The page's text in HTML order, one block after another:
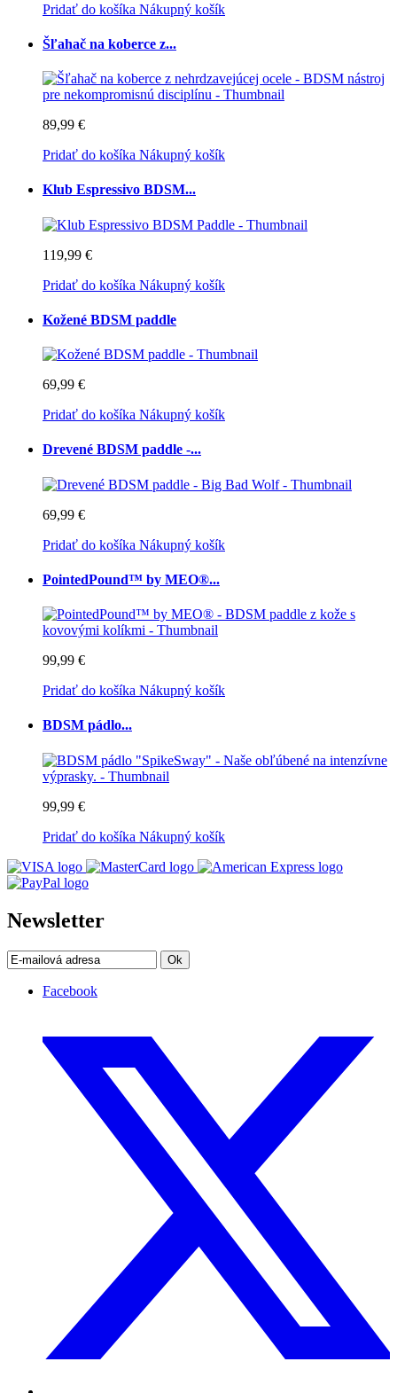
Pridať do košíka Nákupný košík
Šľahač na koberce z...
89,99 €
Pridať do košíka Nákupný košík
Klub Espressivo BDSM...
119,99 €
Pridať do košíka Nákupný košík
Kožené BDSM paddle
69,99 €
Pridať do košíka Nákupný košík
Drevené BDSM paddle -...
69,99 €
Pridať do košíka Nákupný košík
PointedPound™ by MEO®...
99,99 €
Pridať do košíka Nákupný košík
BDSM pádlo...
99,99 €
Pridať do košíka Nákupný košík
Newsletter
Ok
Facebook